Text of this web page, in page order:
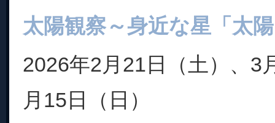
太陽観察～身近な星「太
2026年2月21日（土）、3
月15日（日）